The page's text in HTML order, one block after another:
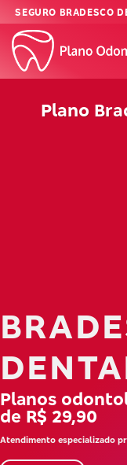
Skip
content
SEGURO BRADESCO
Plano
Planos
de R$ 29,90
Atendimento especializado